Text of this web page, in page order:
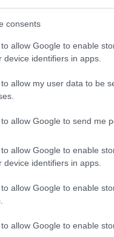
consents
allow Google to enable
device identifiers in apps.
allow my user data to be
allow Google to send me
allow Google to enable
device identifiers in apps.
allow Google to enable
allow Google to enable
meg tudják adni